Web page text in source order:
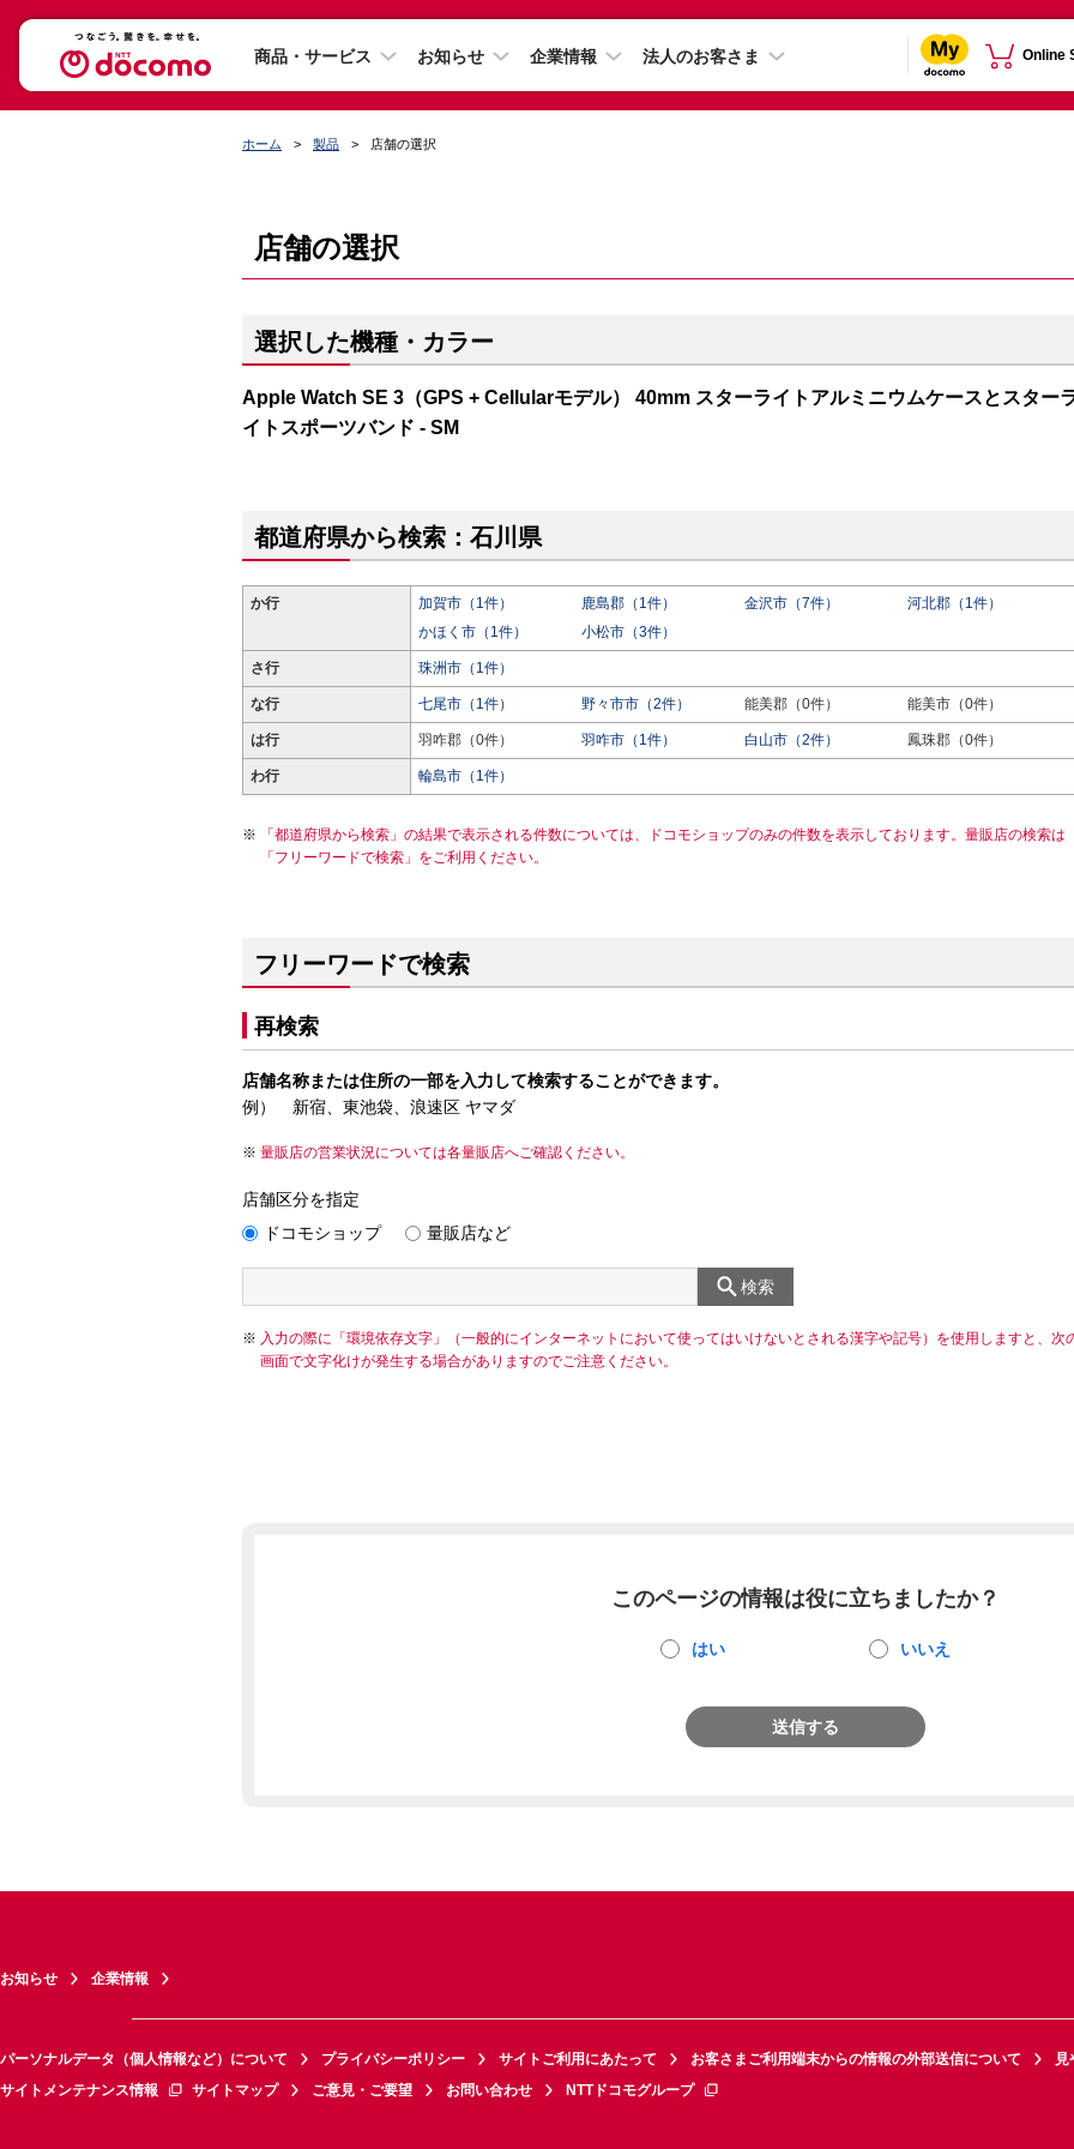
商品・サービス お知らせ 企業情報 法人のお客さま Online
ホーム 製品 店舗の選択
店舗の選択
選択した機種・カラー
Apple Watch SE 3（GPS + Cellularモデル） 40mm スターライトアルミニウムケースとスター
イトスポーツバンド - SM
都道府県から検索：石川県
か行 加賀市（1件） 鹿島郡（1件） 金沢市（7件）
河北郡（1件）
かほく市（1件）
小松市（3件）
さ行 珠洲市（1件）
な行 七尾市（1件） 野々市市（2件） 能美郡（0件） 能美市（0件）
は行 羽咋郡（0件） 羽咋市（1件） 白山市（2件） 鳳珠郡（0件）
わ行 輪島市（1件）
「都道府県から検索」の結果で表示される件数については、ドコモショップのみの件数を表示しております。量販店の検索は
「フリーワードで検索」をご利用ください。
フリーワードで検索
再検索
店舗名称または住所の一部を入力して検索することができます。
例） 新宿、東池袋、浪速区 ヤマダ
量販店の営業状況については各量販店へご確認ください。
店舗区分を指定
ドコモショップ
量販店など
検索
入力の際に「環境依存文字」（一般的にインターネットにおいて使ってはいけないとされる漢字や記号）を使用しますと、次
画面で文字化けが発生する場合がありますのでご注意ください。
このページの情報は役に立ちましたか？
はい いいえ
送信する
お知らせ 企業情報
パーソナルデータ（個人情報など）について プライバシーポリシー サイトご利用にあたって お客さまご利用端末からの情報の外部送信について
見
サイトメンテナンス情報
サイトマップ ご意見・ご要望 お問い合わせ NTTドコモグループ